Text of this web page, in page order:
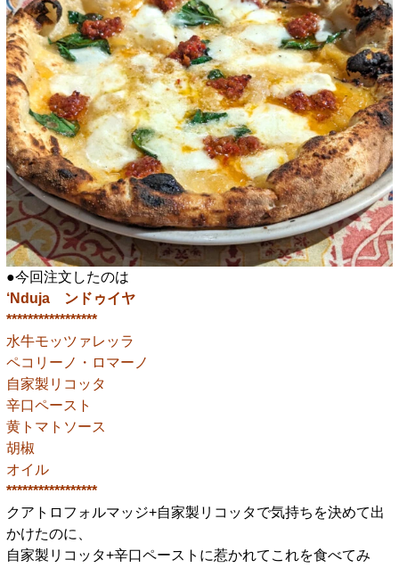
●今回注文したのは
‘Nduja ンドゥイヤ
*****************
水牛モッツァレッラ
ペコリーノ・ロマーノ
自家製リコッタ
辛口ペースト
黄トマトソース
胡椒
オイル
*****************
クアトロフォルマッジ+自家製リコッタで気持ちを決めて出
かけたのに、
自家製リコッタ+辛口ペーストに惹かれてこれを食べてみ